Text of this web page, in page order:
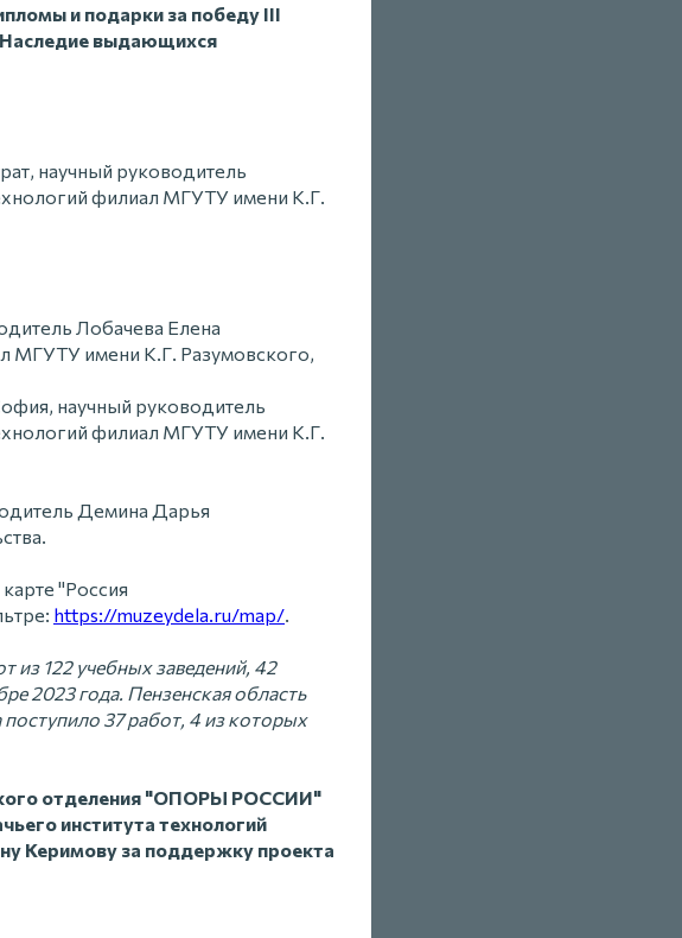
и подарки за победу III
выдающихся
научный руководитель
филиал МГУТУ имени К.Г.
Лобачева Елена
МГУТУ имени К.Г. Разумовского,
научный руководитель
филиал МГУТУ имени К.Г.
Демина Дарья
"Россия
https://muzeydela.ru/map/.
122 учебных заведений, 42
2023 года. Пензенская область
поступило 37 работ, 4 из которых
отделения "ОПОРЫ РОССИИ"
института технологий
Керимову за поддержку проекта